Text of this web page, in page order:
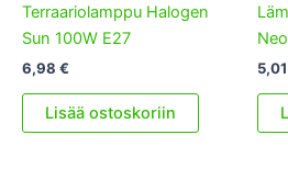
Terraariolamppu Halogen
Sun 100W E27
6,98 €
Lisää ostoskoriin
5,01